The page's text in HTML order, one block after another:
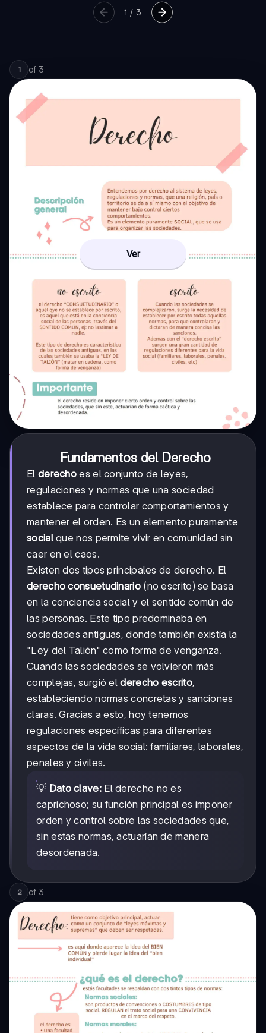
1 / 3
1 of 3
Ver
Fundamentos del Derecho
El derecho es el conjunto de leyes,
regulaciones y normas que una sociedad
establece para controlar comportamientos y
mantener el orden. Es un elemento puramente
socialque nos permite vivir en comunidad sin
caer en el caos.
Existen dos tipos principales de derecho. El
derecho consuetudinario(no escrito) se basa
en la conciencia social y el sentido común de
las personas. Este tipo predominaba en
sociedades antiguas, donde también existía la
"Ley del Talión" como forma de venganza.
Cuando las sociedades se volvieron más
complejas, surgió elderecho escrito,
estableciendo normas concretas y sanciones
claras. Gracias a esto, hoy tenemos
regulaciones específicas para diferentes
aspectos de la vida social: familiares, laborales,
penales y civiles.
💡 Dato clave:El derecho no es
caprichoso; su función principal es imponer
orden y control sobre las sociedades que,
sin estas normas, actuarían de manera
desordenada.
2 of 3